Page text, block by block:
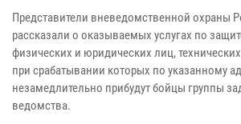
Представители вневедомственной охраны
рассказали о оказываемых услугах по
физических и юридических лиц,
при срабатывании которых по указанному
незамедлительно прибудут бойцы группы
ведомства.